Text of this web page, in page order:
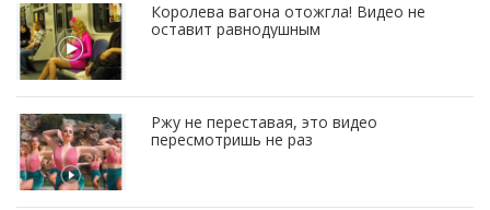
Королева вагона отожгла! Видео не
оставит равнодушным
Ржу не переставая, это видео
пересмотришь не раз